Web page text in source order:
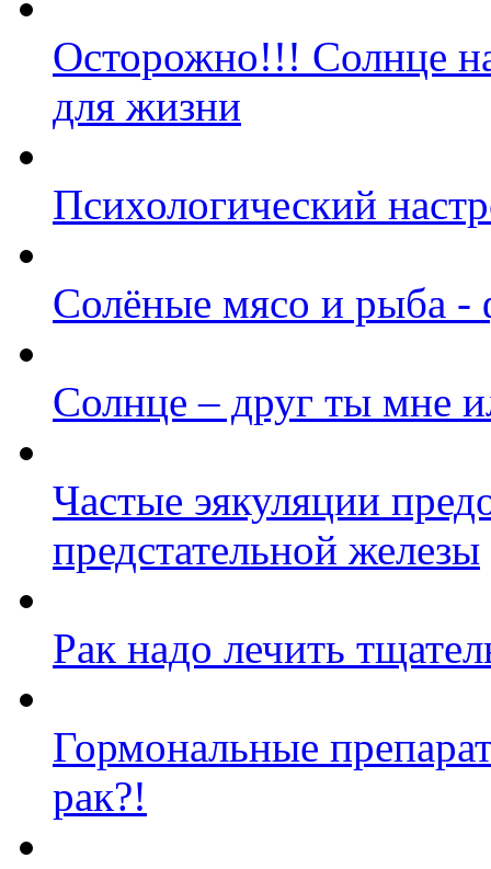
Осторожно!!! Солнце
для жизни
Психологический
Солёные мясо и рыба -
Солнце – друг ты мне
Частые эякуляции
предстательной железы
Рак надо лечить
Гормональные
рак?!